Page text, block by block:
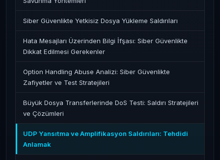
Siber Güvenlikte Yetkisiz Dosya Yükleme Saldırıları
Hata Mesajları Üzerinden Bilgi İfşası: Siber Güvenlikte
Dikkat Edilmesi Gerekenler
Option Handling Abuse Analizi: Siber Güvenlikte
Zafiyetler ve Test Stratejileri
Büyük Dosya Transferlerinde DoS Testi: Saldırı Stratejileri
ve Çözümleri
UDP Yansıtma ve Amplifikasyon Saldırıları: Tehdidi
Anlamak